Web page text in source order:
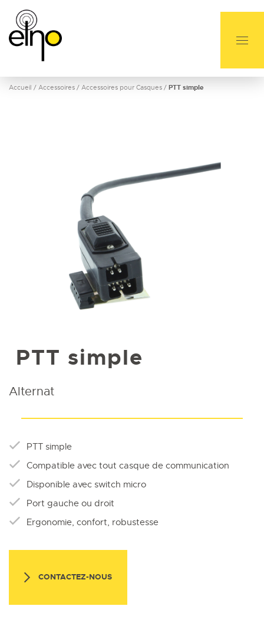
Accueil / Accessoires / Accessoires pour Casques / PTT simple
PTT simple
Alternat
PTT simple
Compatible avec tout casque de communication
Disponible avec switch micro
Port gauche ou droit
Ergonomie, confort, robustesse
CONTACTEZ-NOUS